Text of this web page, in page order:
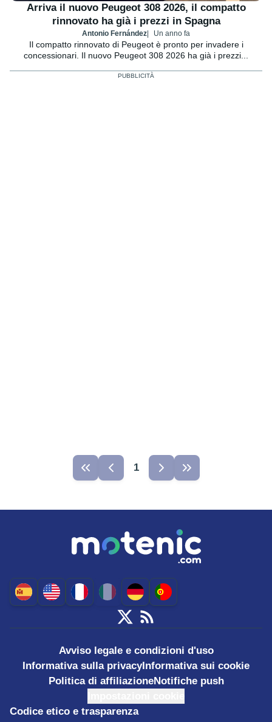
Arriva il nuovo Peugeot 308 2026, il compatto
rinnovato ha già i prezzi in Spagna
Antonio Fernández Un anno fa
Il compatto rinnovato di Peugeot è pronto per invadere i
concessionari. Il nuovo Peugeot 308 2026 ha già i prezzi...
1
Avviso legale e condizioni d'uso
Informativa sulla privacyInformativa sui cookie
Politica di affiliazioneNotifiche push
Codice etico e trasparenza